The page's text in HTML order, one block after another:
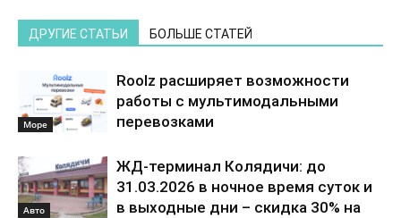
ДРУГИЕ СТАТЬИ БОЛЬШЕ СТАТЕЙ
Море
Roolz расширяет возможности
работы с мультимодальными
перевозками
Авто
ЖД-терминал Колядичи: до
31.03.2026 в ночное время суток и
в выходные дни – скидка 30% на